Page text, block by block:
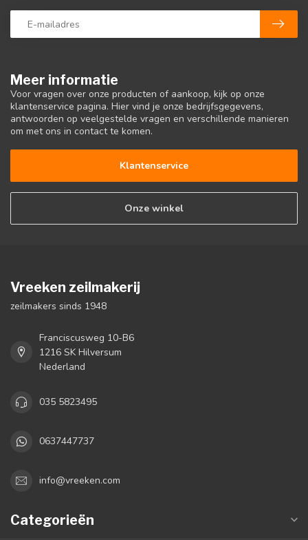
Meer informatie
Voor vragen over onze producten of aankoop, kijk op onze
klantenservice pagina. Hier vind je onze bedrijfsgegevens,
antwoorden op veelgestelde vragen en verschillende manieren
om met ons in contact te komen.
Klantenservice
Onze winkel
Vreeken zeilmakerij
zeilmakers sinds 1948
Franciscusweg 10-B6
1216 SK Hilversum
Nederland
035 5823495
0637447737
info@vreeken.com
Categorieën